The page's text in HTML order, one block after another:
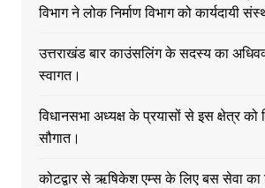
विभाग ने लोक निर्माण विभाग को कार्यदायी
उत्तराखंड बार काउंसलिंग के सदस्य का
स्वागत।
विधानसभा अध्यक्ष के प्रयासों से इस क्षेत्र को
सौगात।
कोटद्वार से ऋषिकेश एम्स के लिए बस सेवा का